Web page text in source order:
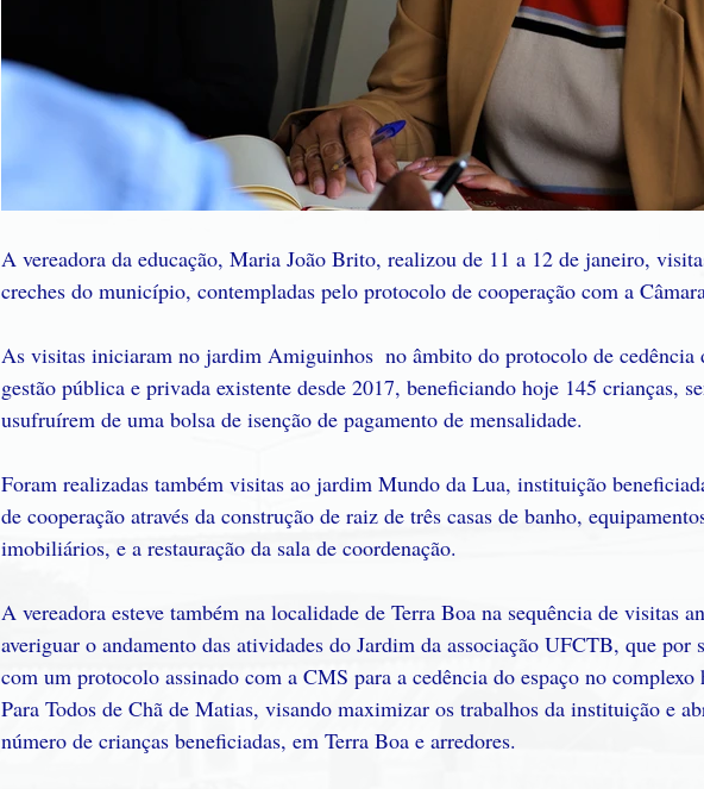
A vereadora da educação, Maria João Brito, realizou de 11 a 12 de janeiro,
creches do município, contempladas pelo protocolo de cooperação com a
As visitas iniciaram no jardim Amiguinhos  no âmbito do protocolo de cedência
gestão pública e privada existente desde 2017, beneficiando hoje 145 crianças,
usufruírem de uma bolsa de isenção de pagamento de mensalidade.
Foram realizadas também visitas ao jardim Mundo da Lua, instituição
de cooperação através da construção de raiz de três casas de banho,
imobiliários, e a restauração da sala de coordenação.
A vereadora esteve também na localidade de Terra Boa na sequência de visitas
averiguar o andamento das atividades do Jardim da associação UFCTB, que por
com um protocolo assinado com a CMS para a cedência do espaço no complexo
Para Todos de Chã de Matias, visando maximizar os trabalhos da instituição e
número de crianças beneficiadas, em Terra Boa e arredores.